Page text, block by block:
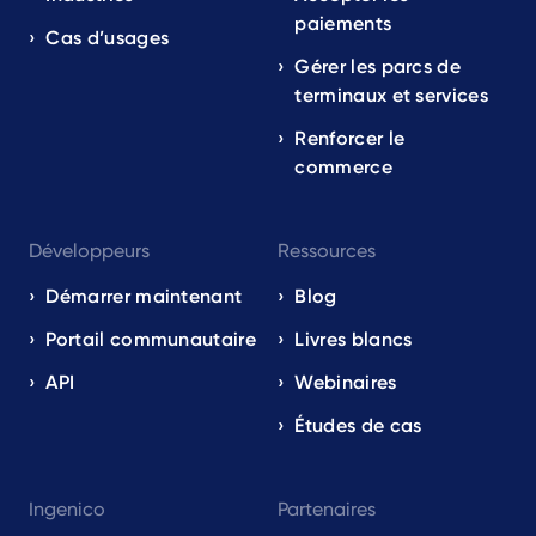
Cas d’usages
paiements
Gérer les parcs de
terminaux et services
Renforcer le
commerce
Développeurs
Démarrer maintenant
Portail communautaire
API
Ressources
Blog
Livres blancs
Webinaires
Études de cas
Ingenico Partenaires